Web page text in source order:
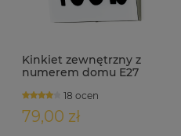
Kinkiet zewnętrzny z
numerem domu E27
18 ocen
79,00 zł